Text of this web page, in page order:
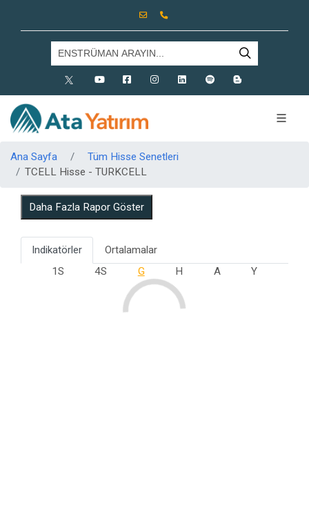
X Youtube FacebookInstagramLinkedinSpotify
Ana Sayfa
Tüm Hisse Senetleri
TCELL Hisse - TURKCELL
Daha Fazla Rapor Göster
Indikatörler
Ortalamalar
1S
4S G H A Y